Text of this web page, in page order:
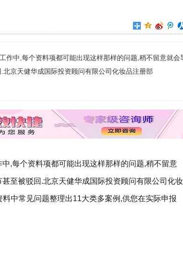
作中,每个资料项都可能出现这样那样的问题,稍不留意就会
京天健华成国际投资顾问有限公司化妆品注册部
,每个资料项都可能出现这样那样的问题,稍不留意
至被驳回.北京天健华成国际投资顾问有限公司化妆
料中常见问题整理出11大类多案例,供您在实际申报